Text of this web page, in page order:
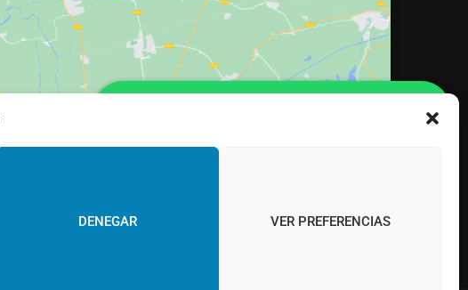
DENEGAR VER PREFERENCIAS
Haz clic para aceptar cookies de marketing y